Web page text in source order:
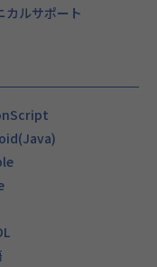
カルサポート